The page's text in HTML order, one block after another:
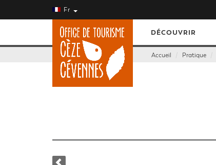
Fr
DÉCOUVRIR
Accueil Pratique